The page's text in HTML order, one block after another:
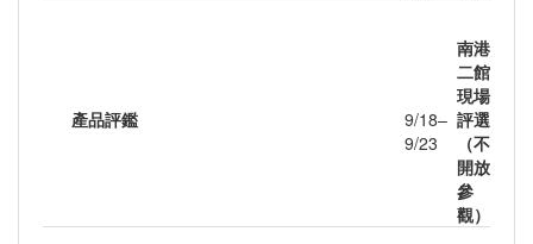
產品評鑑
9/18–
9/23
南港
二館
現場
評選
（不
開放
參
觀）